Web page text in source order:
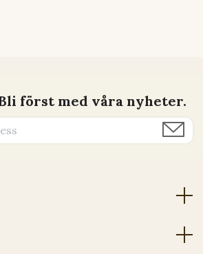
först med våra nyheter.